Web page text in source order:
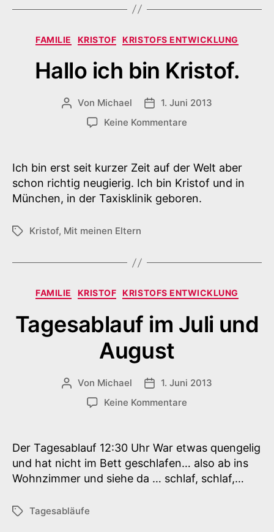
Kategorien
FAMILIE KRISTOF KRISTOFS ENTWICKLUNG
Hallo ich bin Kristof.
Beitragsautor
Von Michael Veröffentlichungsdatum
1. Juni 2013
Keine Kommentare
bin
Kristof.
Ich bin erst seit kurzer Zeit auf der Welt aber
schon richtig neugierig. Ich bin Kristof und in
München, in der Taxisklinik geboren.
Schlagwörter
Kristof, Mit meinen Eltern
Kategorien
FAMILIE KRISTOF KRISTOFS ENTWICKLUNG
Tagesablauf im Juli und
August
Beitragsautor
Von Michael Veröffentlichungsdatum
1. Juni 2013
Keine Kommentare
und
August
Der Tagesablauf 12:30 Uhr War etwas quengelig
und hat nicht im Bett geschlafen… also ab ins
Wohnzimmer und siehe da … schlaf, schlaf,…
Schlagwörter
Tagesabläufe